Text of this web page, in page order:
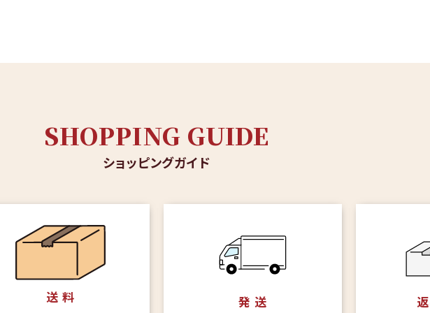
SHOPPING GUIDE
ショッピングガイド
送 料 発 送